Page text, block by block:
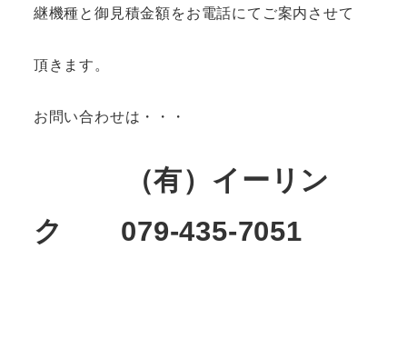
継機種と御見積金額をお電話にてご案内させて
頂きます。
お問い合わせは・・・
（有）イーリン
ク 079-435-7051